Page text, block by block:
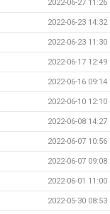
2022-06-27 11:26
2022-06-23 14:32
2022-06-23 11:30
2022-06-17 12:49
2022-06-16 09:14
2022-06-10 12:10
2022-06-08 14:27
2022-06-07 10:56
2022-06-07 09:08
2022-06-01 11:00
2022-05-30 08:53